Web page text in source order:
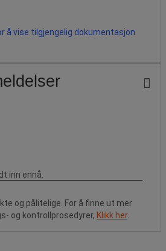
å vise tilgjengelig dokumentasjon
og pålitelige. For å finne ut mer
og kontrollprosedyrer, Klikk her.